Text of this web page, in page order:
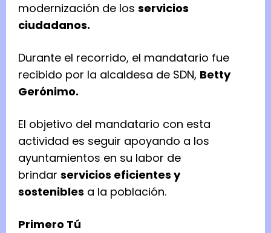
modernización de los servicios
ciudadanos.
Durante el recorrido, el mandatario fue
recibido por la alcaldesa de SDN, Betty
Gerónimo.
El objetivo del mandatario con esta
actividad es seguir apoyando a los
ayuntamientos en su labor de
brindar servicios eficientes y
sostenibles a la población.
Primero Tú